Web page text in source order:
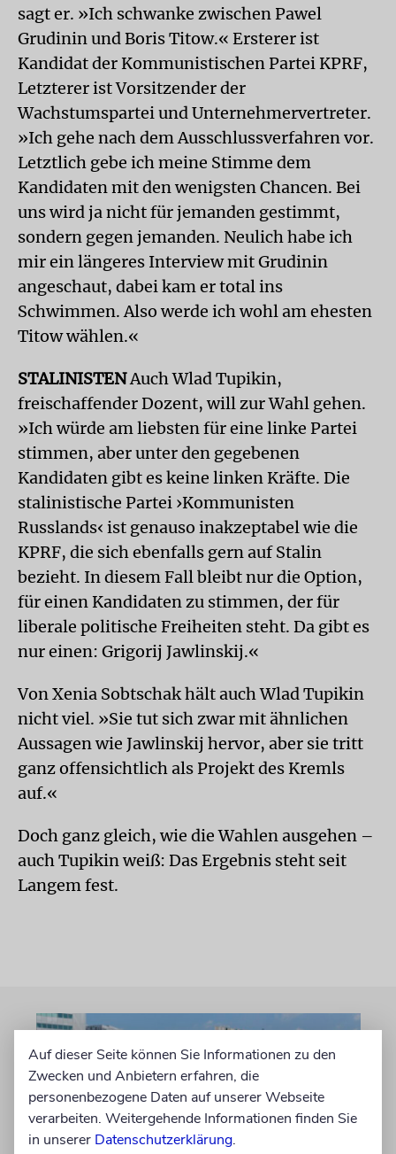
sagt er. »Ich schwanke zwischen Pawel
Grudinin und Boris Titow.« Ersterer ist
Kandidat der Kommunistischen Partei KPRF,
Letzterer ist Vorsitzender der
Wachstumspartei und Unternehmervertreter.
»Ich gehe nach dem Ausschlussverfahren vor.
Letztlich gebe ich meine Stimme dem
Kandidaten mit den wenigsten Chancen. Bei
uns wird ja nicht für jemanden gestimmt,
sondern gegen jemanden. Neulich habe ich
mir ein längeres Interview mit Grudinin
angeschaut, dabei kam er total ins
Schwimmen. Also werde ich wohl am ehesten
Titow wählen.«
STALINISTENAuch Wlad Tupikin,
freischaffender Do­zent, will zur Wahl gehen.
»Ich würde am liebsten für eine linke Partei
stimmen, aber unter den gegebenen
Kandidaten gibt es keine linken Kräfte. Die
stalinistische Partei ›Kommunisten
Russlands‹ ist genauso inakzeptabel wie die
KPRF, die sich ebenfalls gern auf Stalin
bezieht. In diesem Fall bleibt nur die Option,
für einen Kandidaten zu stimmen, der für
liberale politische Freiheiten steht. Da gibt es
nur einen: Grigorij Jawlinskij.«
Von Xenia Sobtschak hält auch Wlad Tupikin
nicht viel. »Sie tut sich zwar mit ähnlichen
Aussagen wie Jawlinskij hervor, aber sie tritt
ganz offensichtlich als Projekt des Kremls
auf.«
Doch ganz gleich, wie die Wahlen ausgehen –
auch Tupikin weiß: Das Ergebnis steht seit
Langem fest.
Auf dieser Seite können Sie Informationen zu den
Zwecken und Anbietern erfahren, die
personenbezogene Daten auf unserer Webseite
verarbeiten. Weitergehende Informationen finden Sie
in unserer Datenschutzerklärung.